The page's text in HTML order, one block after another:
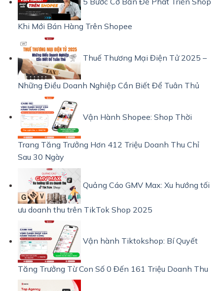
Khi Mới Bán Hàng Trên Shopee
Thuế Thương Mại Điện Tử 2025 –
Những Điều Doanh Nghiệp Cần Biết Để Tuân Thủ
Vận Hành Shopee: Shop Thời
Trang Tăng Trưởng Hơn 412 Triệu Doanh Thu Chỉ
Sau 30 Ngày
Quảng Cáo GMV Max: Xu hướng tối
ưu doanh thu trên TikTok Shop 2025
Vận hành Tiktokshop: Bí Quyết
Tăng Trưởng Từ Con Số 0 Đến 161 Triệu Doanh Thu